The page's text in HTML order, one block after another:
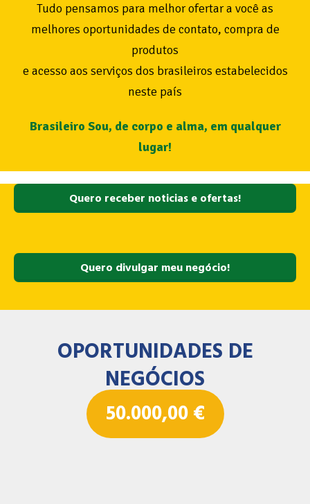
Tudo pensamos para melhor ofertar a você as
melhores oportunidades de contato, compra de
produtos
e acesso aos serviços dos brasileiros estabelecidos
neste país
Brasileiro Sou, de corpo e alma, em qualquer
lugar!
Quero receber noticias e ofertas!
Quero divulgar meu negócio!
OPORTUNIDADES DE
NEGÓCIOS
50.000,00€